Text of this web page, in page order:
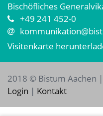
Bischöfliches
+49 241 452-0
Visitenkarte
2018 © Bistum Aachen |
Login | Kontakt